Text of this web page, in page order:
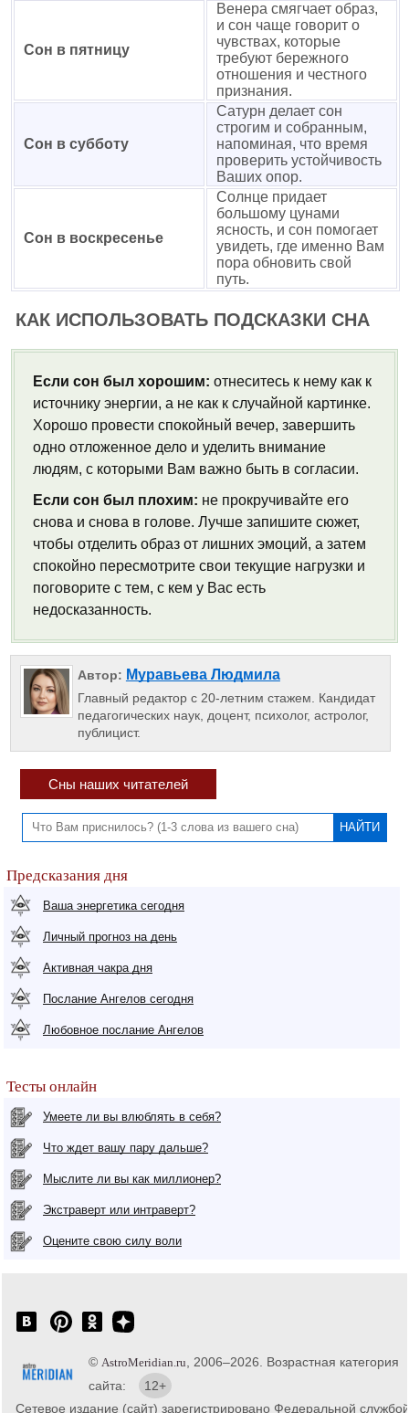
Сон в пятницу
Венера смягчает образ,
и сон чаще говорит о
чувствах, которые
требуют бережного
отношения и честного
признания.
Сон в субботу
Сатурн делает сон
строгим и собранным,
напоминая, что время
проверить устойчивость
Ваших опор.
Сон в воскресенье
Солнце придает
большому цунами
ясность, и сон помогает
увидеть, где именно Вам
пора обновить свой
путь.
КАК ИСПОЛЬЗОВАТЬ ПОДСКАЗКИ СНА
Если сон был хорошим: отнеситесь к нему как к
источнику энергии, а не как к случайной картинке.
Хорошо провести спокойный вечер, завершить
одно отложенное дело и уделить внимание
людям, с которыми Вам важно быть в согласии.
Если сон был плохим: не прокручивайте его
снова и снова в голове. Лучше запишите сюжет,
чтобы отделить образ от лишних эмоций, а затем
спокойно пересмотрите свои текущие нагрузки и
поговорите с тем, с кем у Вас есть
недосказанность.
Автор: Муравьева Людмила
Главный редактор с 20-летним стажем. Кандидат
педагогических наук, доцент, психолог, астролог,
публицист.
Сны наших читателей
Предсказания дня
Ваша энергетика сегодня
Личный прогноз на день
Активная чакра дня
Послание Ангелов сегодня
Любовное послание Ангелов
Тесты онлайн
Умеете ли вы влюблять в себя?
Что ждет вашу пару дальше?
Мыслите ли вы как миллионер?
Экстраверт или интраверт?
Оцените свою силу воли
© AstroMeridian.ru , 2006–2026. Возрастная категория
сайта:
12+
Сетевое издание (сайт) зарегистрировано Федеральной службой